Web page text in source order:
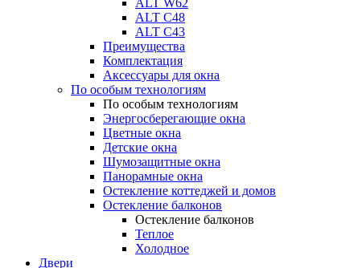
ALT W62
ALT С48
ALT С43
Преимущества
Комплектация
Аксессуары для окна
По особым технологиям
По особым технологиям
Энергосберегающие окна
Цветные окна
Детские окна
Шумозащитные окна
Панорамные окна
Остекление коттеджей и домов
Остекление балконов
Остекление балконов
Теплое
Холодное
Двери